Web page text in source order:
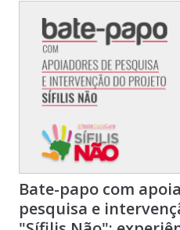
Bate-papo com
pesquisa e